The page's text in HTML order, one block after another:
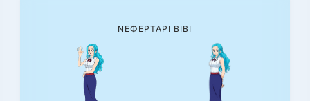
ΝΕΦΕΡΤΆΡΙ ΒΙΒΊ